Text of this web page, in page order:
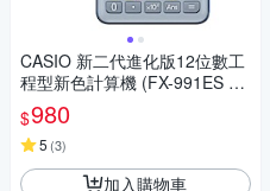
CASIO 新二代進化版12位數工
程型新色計算機 (FX-991ES PL
US-2-BU)藍色
$980
5 (3)
加入購物車